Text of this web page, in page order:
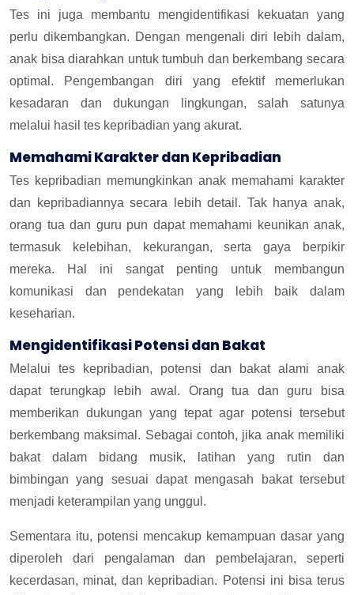
Tes ini juga membantu mengidentifikasi kekuatan yang
perlu dikembangkan. Dengan mengenali diri lebih dalam,
anak bisa diarahkan untuk tumbuh dan berkembang secara
optimal. Pengembangan diri yang efektif memerlukan
kesadaran dan dukungan lingkungan, salah satunya
melalui hasil tes kepribadian yang akurat.
Memahami Karakter dan Kepribadian
Tes kepribadian memungkinkan anak memahami karakter
dan kepribadiannya secara lebih detail. Tak hanya anak,
orang tua dan guru pun dapat memahami keunikan anak,
termasuk kelebihan, kekurangan, serta gaya berpikir
mereka. Hal ini sangat penting untuk membangun
komunikasi dan pendekatan yang lebih baik dalam
keseharian.
Mengidentifikasi Potensi dan Bakat
Melalui tes kepribadian, potensi dan bakat alami anak
dapat terungkap lebih awal. Orang tua dan guru bisa
memberikan dukungan yang tepat agar potensi tersebut
berkembang maksimal. Sebagai contoh, jika anak memiliki
bakat dalam bidang musik, latihan yang rutin dan
bimbingan yang sesuai dapat mengasah bakat tersebut
menjadi keterampilan yang unggul.
Sementara itu, potensi mencakup kemampuan dasar yang
diperoleh dari pengalaman dan pembelajaran, seperti
kecerdasan, minat, dan kepribadian. Potensi ini bisa terus